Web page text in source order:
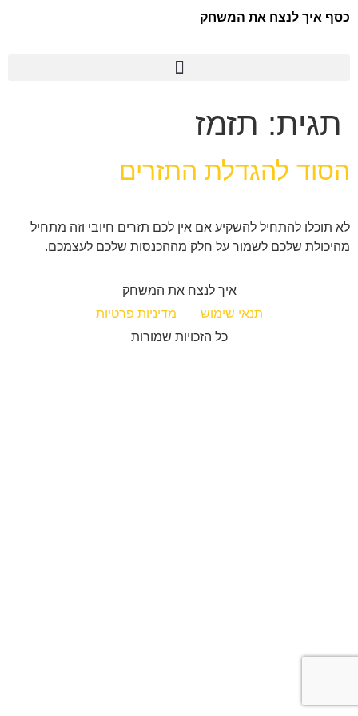
כסף איך לנצח את המשחק
תגית: תזמז
הסוד להגדלת התזרים
לא תוכלו להתחיל להשקיע אם אין לכם תזרים חיובי וזה מתחיל
מהיכולת שלכם לשמור על חלק מההכנסות שלכם לעצמכם.
איך לנצח את המשחק
תנאי שימוש
מדיניות פרטיות
כל הזכויות שמורות